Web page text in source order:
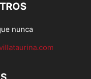
nunca